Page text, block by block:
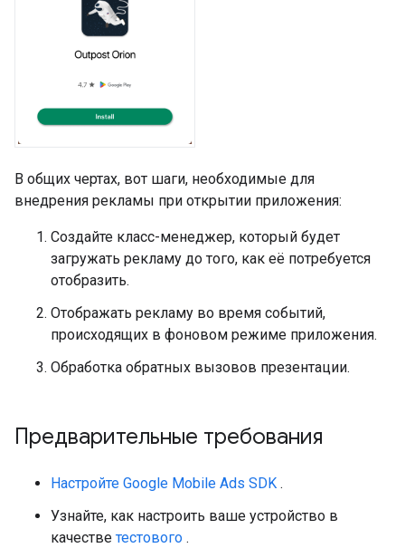
В общих чертах, вот шаги, необходимые для
внедрения рекламы при открытии приложения:
Создайте класс-менеджер, который будет
загружать рекламу до того, как её потребуется
отобразить.
Отображать рекламу во время событий,
происходящих в фоновом режиме приложения.
Обработка обратных вызовов презентации.
Предварительные требования
Настройте Google Mobile Ads SDK .
Узнайте, как настроить ваше устройство в
качестве тестового .